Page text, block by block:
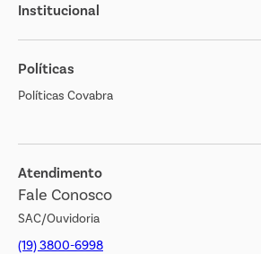
Institucional
Sobre o Covabra
Nossas Lojas
Cliente Bem Estar
Jornal de Ofertas
Transparência Salarial
Políticas
Políticas Covabra
Atendimento
Fale Conosco
SAC/Ouvidoria
(19) 3800-6998